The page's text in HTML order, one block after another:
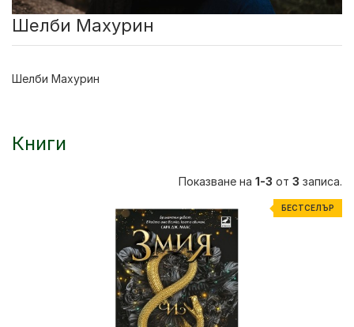
Шелби Махурин
Шелби Махурин
Книги
Показване на 1-3 от 3 записа.
БЕСТСЕЛЪР